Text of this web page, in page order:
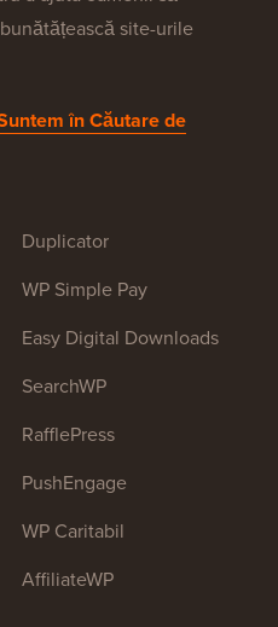
de resurse WordPress
principal al acestui site
de înaltă calitate și
Duplicator
WP Simple Pay
Easy Digital Downloads